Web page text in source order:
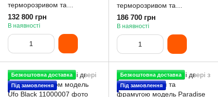
терморозривом та
покриттям Lampre модель
Desire
132 800 грн
В наявності
терморозривом та
фрамугою модель
Revolution
186 700 грн
В наявності
Безкоштовна доставка
Під замовлення
Безкоштовна доставка
Під замовлення